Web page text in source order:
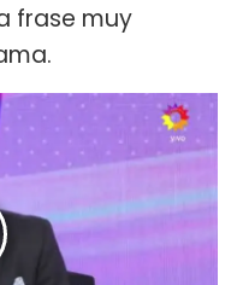
frase muy